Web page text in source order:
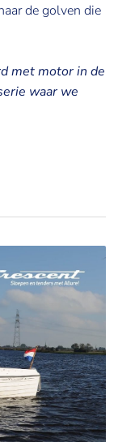
de golven die
met motor in de
waar we